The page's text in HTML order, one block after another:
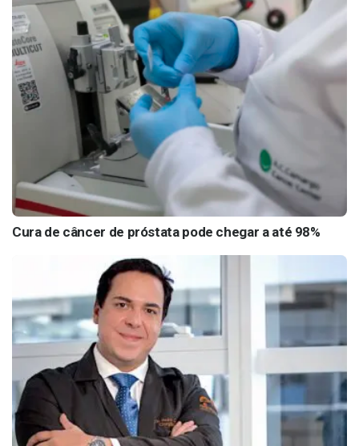
Cura de câncer de próstata pode chegar a até 98%